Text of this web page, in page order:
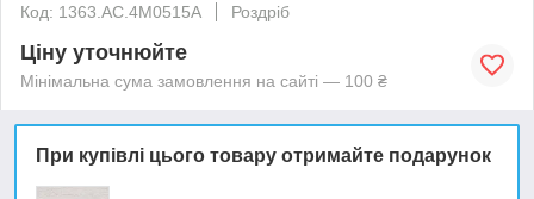
Код: 1363.AC.4M0515A
Роздріб
Ціну уточнюйте
Мінімальна сума замовлення на сайті — 100 ₴
При купівлі цього товару отримайте подарунок